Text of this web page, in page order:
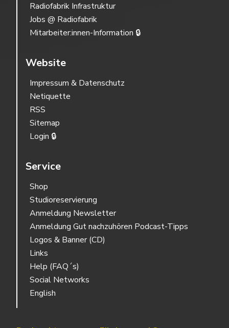
Radiofabrik Infrastruktur
Jobs @ Radiofabrik
Mitarbeiter:innen-Information 🔒
Website
Impressum & Datenschutz
Netiquette
RSS
Sitemap
Login 🔒
Service
Shop
Studioreservierung
Anmeldung Newsletter
Anmeldung Gut nachzuhören Podcast-Tipps
Logos & Banner (CD)
Links
Help (FAQ´s)
Social Networks
English